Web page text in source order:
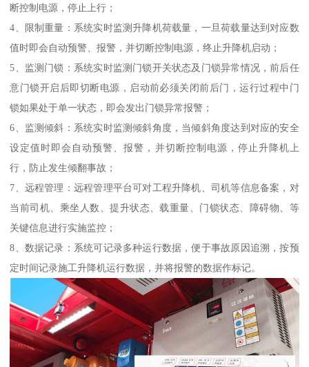
断控制电源，停止上行；
4、限制重量：系统实时监测升降机荷载量，一旦荷载量达到对应数
值时即会自动预警、报警，并切断控制电源，终止升降机启动；
5、监测门锁：系统实时监测门锁开关状态及门锁异常情况，前后任
意门锁开启后即切断电源，启动前必须关闭前后门，运行过程中门
锁如果处于单一状态，即会发出门锁异常报警；
6、监测倾斜：系统实时监测倾斜角度，当倾斜角度达到对应的安全
设定值时即会自动预警、报警，并切断控制电源，停止升降机上
行，防止发生倾翻事故；
7、远程管理：远程管理平台可对工程升降机、司机等信息备案，对
当前司机、乘坐人数、提升状态、载重量、门锁状态、障碍物、等
关键信息进行实施监控；
8、数据记录：系统可记录多种运行数据，便于事故原因追溯，按预
定时间记录施工升降机运行数据，并将报警的数据作标记。